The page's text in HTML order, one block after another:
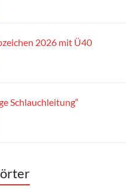
2026 mit Ü40
Schlauchleitung“